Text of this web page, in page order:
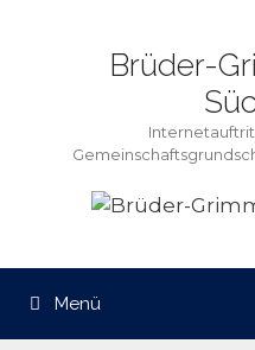
Brüder-
Menü